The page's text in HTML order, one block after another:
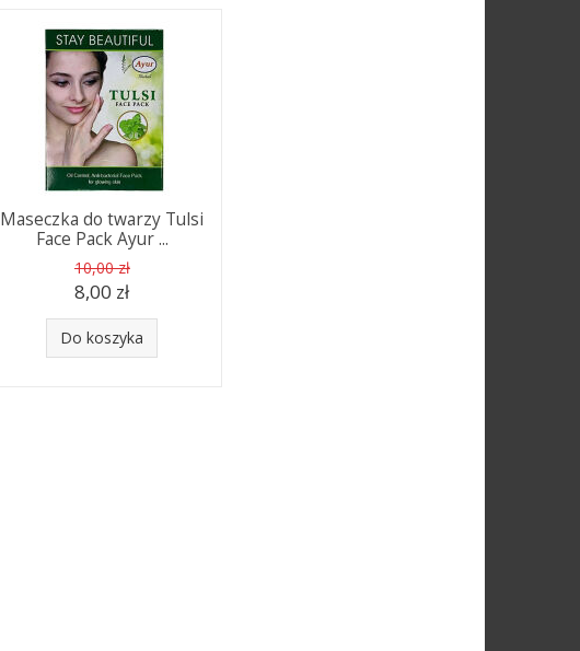
Maseczka do twarzy Tulsi
Face Pack Ayur ...
10,00 zł
8,00 zł
Do koszyka